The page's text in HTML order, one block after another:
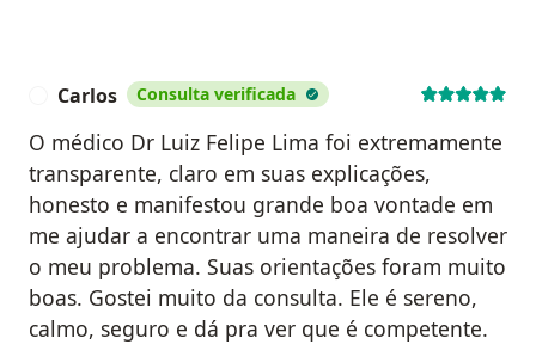
Carlos Consulta verificada
O médico Dr Luiz Felipe Lima foi extremamente
transparente, claro em suas explicações,
honesto e manifestou grande boa vontade em
me ajudar a encontrar uma maneira de resolver
o meu problema. Suas orientações foram muito
boas. Gostei muito da consulta. Ele é sereno,
calmo, seguro e dá pra ver que é competente.